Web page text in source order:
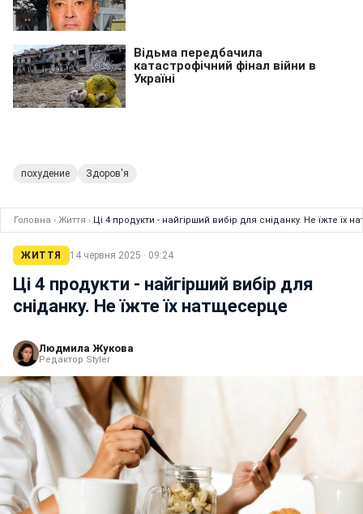
похудение Здоров'я
Головна › Життя › Ці 4 продукти - найгірший вибір для сніданку. Не їжте їх
ЖИТТЯ 14 червня 2025 · 09:24
Ці 4 продукти - найгірший вибір для
сніданку. Не їжте їх натщесерце
Людмила Жукова
Редактор Styler